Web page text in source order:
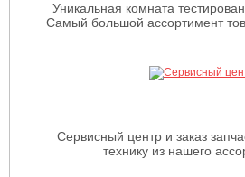
Уникальная комната
Самый большой ассортимент
Сервисный центр и заказ
технику из нашего